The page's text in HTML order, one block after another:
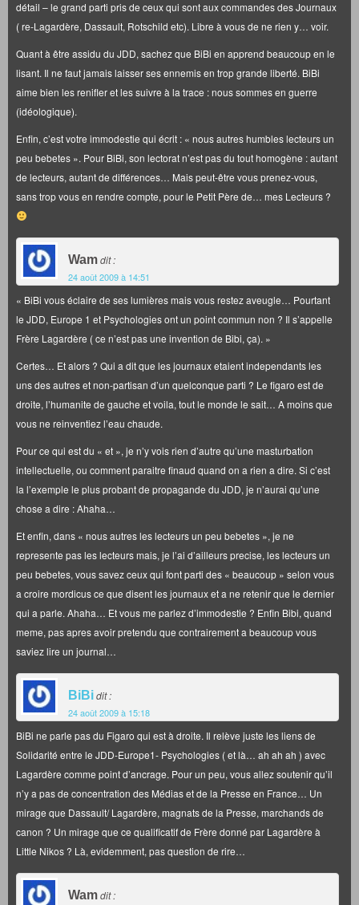
détail – le grand parti pris de ceux qui sont aux commandes des Journaux
( re-Lagardère, Dassault, Rotschild etc). Libre à vous de ne rien y… voir.
Quant à être assidu du JDD, sachez que BiBi en apprend beaucoup en le
lisant. Il ne faut jamais laisser ses ennemis en trop grande liberté. BiBi
aime bien les renifler et les suivre à la trace : nous sommes en guerre
(idéologique).
Enfin, c’est votre immodestie qui écrit : « nous autres humbles lecteurs un
peu bebetes ». Pour BiBi, son lectorat n’est pas du tout homogène : autant
de lecteurs, autant de différences… Mais peut-être vous prenez-vous,
sans trop vous en rendre compte, pour le Petit Père de… mes Lecteurs ?
Wamdit :
24 août 2009 à 14:51
« BiBi vous éclaire de ses lumières mais vous restez aveugle… Pourtant
le JDD, Europe 1 et Psychologies ont un point commun non ? Il s’appelle
Frère Lagardère ( ce n’est pas une invention de Bibi, ça). »
Certes… Et alors ? Qui a dit que les journaux etaient independants les
uns des autres et non-partisan d’un quelconque parti ? Le figaro est de
droite, l’humanite de gauche et voila, tout le monde le sait… A moins que
vous ne reinventiez l’eau chaude.
Pour ce qui est du « et », je n’y vois rien d’autre qu’une masturbation
intellectuelle, ou comment paraitre finaud quand on a rien a dire. Si c’est
la l’exemple le plus probant de propagande du JDD, je n’aurai qu’une
chose a dire : Ahaha…
Et enfin, dans « nous autres les lecteurs un peu bebetes », je ne
represente pas les lecteurs mais, je l’ai d’ailleurs precise, les lecteurs un
peu bebetes, vous savez ceux qui font parti des « beaucoup » selon vous
a croire mordicus ce que disent les journaux et a ne retenir que le dernier
qui a parle. Ahaha… Et vous me parlez d’immodestie ? Enfin Bibi, quand
meme, pas apres avoir pretendu que contrairement a beaucoup vous
saviez lire un journal…
BiBidit :
24 août 2009 à 15:18
BiBi ne parle pas du Figaro qui est à droite. Il relève juste les liens de
Solidarité entre le JDD-Europe1- Psychologies ( et là… ah ah ah ) avec
Lagardère comme point d’ancrage. Pour un peu, vous allez soutenir qu’il
n’y a pas de concentration des Médias et de la Presse en France… Un
mirage que Dassault/ Lagardère, magnats de la Presse, marchands de
canon ? Un mirage que ce qualificatif de Frère donné par Lagardère à
Little Nikos ? Là, evidemment, pas question de rire…
Wamdit :